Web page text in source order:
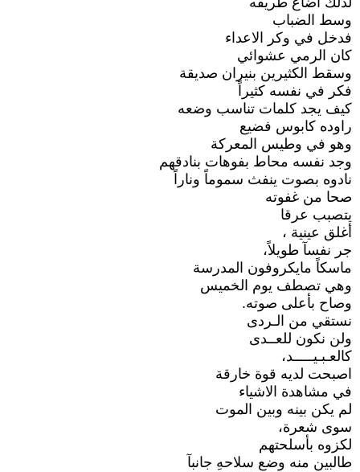
وسط الضباب
فدخل في وكر الاعداء
كان الرمي عشوائي
وسقط الكثيرين بنيران صديقة
فكر في نفسه كثيراً
كيف يجد كلمات تناسب وضعه
راوده كابوس فضيع
وهو في وطيس المعركة
وجد نفسه محاط بفوهات بنادقهم
نادوه بصوت ينفث سموماً وناراً
صحا من غفوته
يتصبب عرقا
أغلق عينية ،
جر نفسآ طويلاً،
ماسكاً مايكروفون المدرسة
وهي تصطف يوم الخميس
وصاح بأعلى صوته.
نستقي من الـردى
ولن نكون للعــدى
كالعـبـيـــــد،
اصبحت لديه قوة خارقة
في مشاهدة الاشياء
لم يكن بينه وبين الموت
سوى شعرة،
لكزوه بأسلحتهم
طالبين منه وضع سلاحهِ جانبآ